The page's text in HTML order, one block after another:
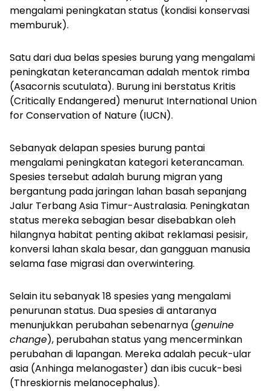
mengalami peningkatan status (kondisi konservasi
memburuk).
Satu dari dua belas spesies burung yang mengalami
peningkatan keterancaman adalah mentok rimba
(Asacornis scutulata). Burung ini berstatus Kritis
(Critically Endangered) menurut International Union
for Conservation of Nature (IUCN).
Sebanyak delapan spesies burung pantai
mengalami peningkatan kategori keterancaman.
Spesies tersebut adalah burung migran yang
bergantung pada jaringan lahan basah sepanjang
Jalur Terbang Asia Timur-Australasia. Peningkatan
status mereka sebagian besar disebabkan oleh
hilangnya habitat penting akibat reklamasi pesisir,
konversi lahan skala besar, dan gangguan manusia
selama fase migrasi dan overwintering.
Selain itu sebanyak 18 spesies yang mengalami
penurunan status. Dua spesies di antaranya
menunjukkan perubahan sebenarnya (genuine
change), perubahan status yang mencerminkan
perubahan di lapangan. Mereka adalah pecuk-ular
asia (Anhinga melanogaster) dan ibis cucuk-besi
(Threskiornis melanocephalus).